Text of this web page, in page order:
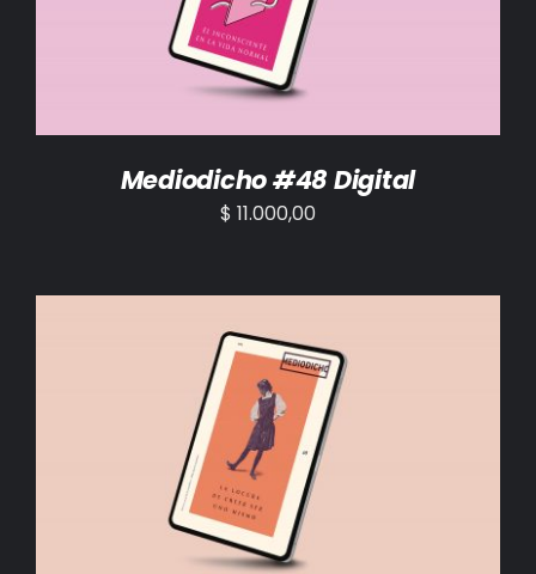
Mediodicho #48 Digital
$ 11.000,00
AÑADIR AL CARRITO /